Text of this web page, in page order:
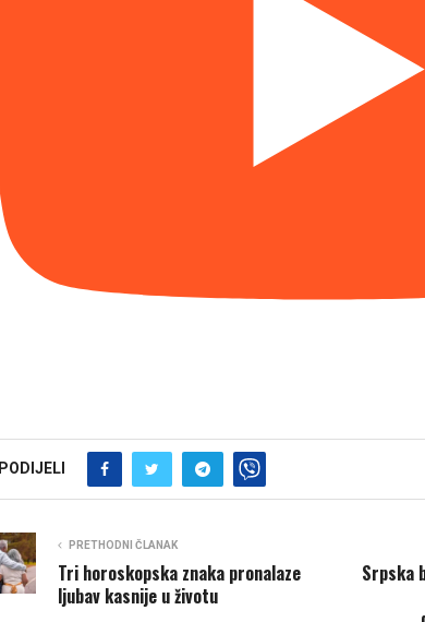
PODIJELI
PRETHODNI ČLANAK
Tri horoskopska znaka pronalaze
ljubav kasnije u životu
Srpska